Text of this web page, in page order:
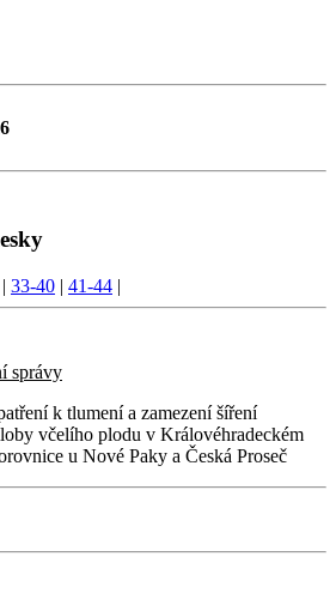
| 33-40 | 41-44 |
správy
k tlumení a zamezení šíření
včelího plodu v Královéhradeckém
u Nové Paky a Česká Proseč